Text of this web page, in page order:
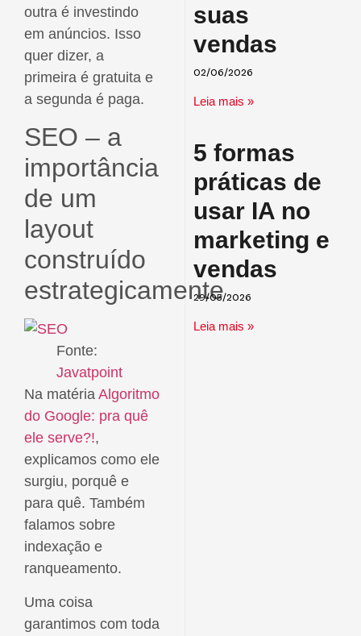
outra é investindo
em anúncios. Isso
quer dizer, a
primeira é gratuita e
a segunda é paga.
SEO – a
importância
de um
layout
construído
estrategicamente
Fonte:
Javatpoint
Na matéria Algoritmo
do Google: pra quê
ele serve?!,
explicamos como ele
surgiu, porquê e
para quê. Também
falamos sobre
indexação e
ranqueamento.
Uma coisa
garantimos com toda
suas
vendas
02/06/2026
Leia mais »
5 formas
práticas de
usar IA no
marketing e
vendas
29/05/2026
Leia mais »